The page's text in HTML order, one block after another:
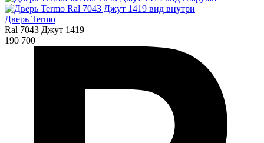
Дверь Termo
Ral 7043 Джут 1419
190 700